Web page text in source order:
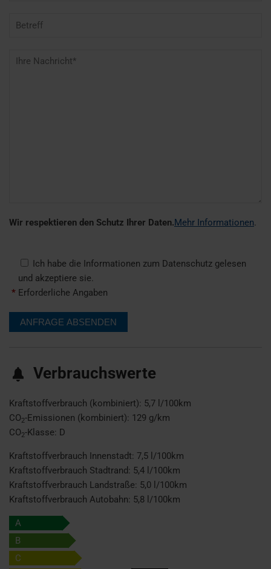
Wir respektieren den Schutz Ihrer Daten.Mehr Informationen.
Ich habe die Informationen zum Datenschutz gelesen
und akzeptiere sie.
* Erforderliche Angaben
Verbrauchswerte
Kraftstoffverbrauch (kombiniert): 5,7 l/100km
CO2-Emissionen (kombiniert): 129 g/km
CO2-Klasse: D
Kraftstoffverbrauch Innenstadt: 7,5 l/100km
Kraftstoffverbrauch Stadtrand: 5,4 l/100km
Kraftstoffverbrauch Landstraße: 5,0 l/100km
Kraftstoffverbrauch Autobahn: 5,8 l/100km
A
B
C